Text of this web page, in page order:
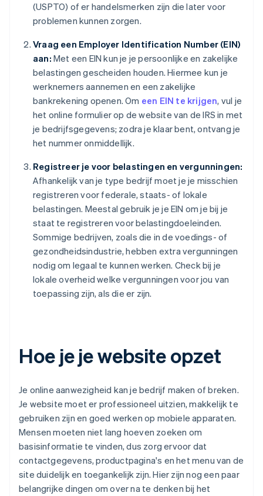
(USPTO) of er handelsmerken zijn die later voor
problemen kunnen zorgen.
Vraag een Employer Identification Number (EIN)
aan: Met een EIN kun je je persoonlijke en zakelijke
belastingen gescheiden houden. Hiermee kun je
werknemers aannemen en een zakelijke
bankrekening openen. Om een EIN te krijgen, vul je
het online formulier op de website van de IRS in met
je bedrijfsgegevens; zodra je klaar bent, ontvang je
het nummer onmiddellijk.
Registreer je voor belastingen en vergunningen:
Afhankelijk van je type bedrijf moet je je misschien
registreren voor federale, staats- of lokale
belastingen. Meestal gebruik je je EIN om je bij je
staat te registreren voor belastingdoeleinden.
Sommige bedrijven, zoals die in de voedings- of
gezondheidsindustrie, hebben extra vergunningen
nodig om legaal te kunnen werken. Check bij je
lokale overheid welke vergunningen voor jou van
toepassing zijn, als die er zijn.
Hoe je je website opzet
Je online aanwezigheid kan je bedrijf maken of breken.
Je website moet er professioneel uitzien, makkelijk te
gebruiken zijn en goed werken op mobiele apparaten.
Mensen moeten niet lang hoeven zoeken om
basisinformatie te vinden, dus zorg ervoor dat
contactgegevens, productpagina's en het menu van de
site duidelijk en toegankelijk zijn. Hier zijn nog een paar
belangrijke dingen om over na te denken bij het